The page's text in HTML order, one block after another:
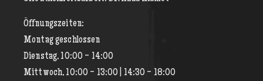
Öffnungszeiten:
Montag geschlossen
Dienstag, 10:00 - 14:00
Mittwoch, 10:00 - 13:00 | 14:30 - 18:00